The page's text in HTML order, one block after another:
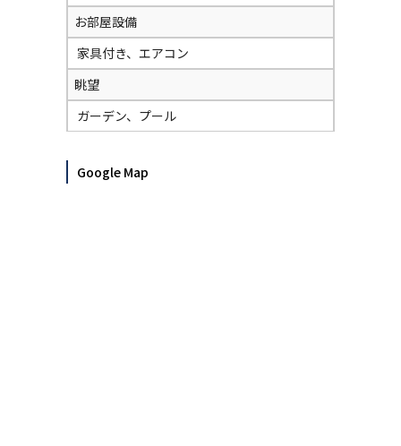
お部屋設備
家具付き、エアコン
眺望
ガーデン、プール
Google Map